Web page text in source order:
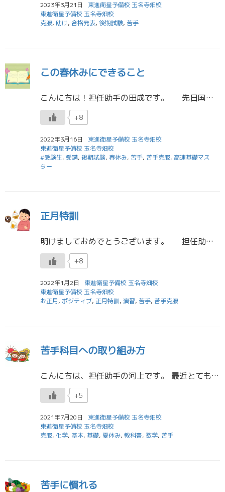
2023年3月21日
東進衛星予備校 玉名寺畑校
東進衛星予備校 玉名寺畑校
克服, 助け, 合格発表, 後期試験, 苦手
この春休みにできること
こんにちは！担任助手の田成です。 先日国公立の後期入試が終わりました。 あとは後期試験の合格発表を待つのみですね。 とりあえず受験生の皆さん、長かった受験勉強お疲れ様でした！ 受験勉強は苦しいことがたくさ […]
+8
2022年3月16日
東進衛星予備校 玉名寺畑校
東進衛星予備校 玉名寺畑校
#受験生, 受講, 後期試験, 春休み, 苦手, 苦手克服, 高速基礎マス
ター
正月特訓
明けましておめでとうございます。 担任助手の岡﨑です。 今年もよろしくお願いします
+8
2022年1月2日
東進衛星予備校 玉名寺畑校
東進衛星予備校 玉名寺畑校
お正月, ポジティブ, 正月特訓, 演習, 苦手, 苦手克服
苦手科目への取り組み方
こんにちは、担任助手の河上です。 最近とても暑い日が続いていますね。室内でも熱中症にはなるのでしっかり水分をとってください。その時に少しポイントがあります。 暑さの中、作業や運動をすると汗とともに塩分やミネラルが体か […]
+5
2021年7月20日
東進衛星予備校 玉名寺畑校
東進衛星予備校 玉名寺畑校
克服, 化学, 基本, 基礎, 夏休み, 教科書, 数学, 苦手
苦手に慣れる